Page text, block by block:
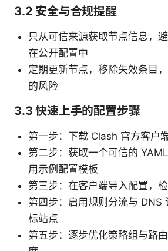
3.2 安全与合规提醒
只从可信来源获取节点信息，
在公开配置中
定期更新节点，移除失效条目
的风险
3.3 快速上手的配置步骤
第一步：下载 Clash 官方客户
第二步：获取一个可信的
用示例配置模板
第三步：在客户端导入配置，
第四步：启用规则分流与 DNS
标站点
第五步：逐步优化策略组与路